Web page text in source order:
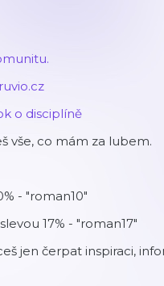
o disciplíně
vše, co mám za lubem.
- "roman10"
17% - "roman17"
jen čerpat inspiraci,